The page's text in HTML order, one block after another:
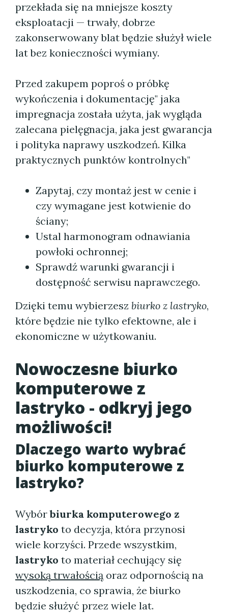
przekłada się na mniejsze koszty
eksploatacji — trwały, dobrze
zakonserwowany blat będzie służył wiele
lat bez konieczności wymiany.
Przed zakupem poproś o próbkę
wykończenia i dokumentację" jaka
impregnacja została użyta, jak wygląda
zalecana pielęgnacja, jaka jest gwarancja
i polityka naprawy uszkodzeń. Kilka
praktycznych punktów kontrolnych"
Zapytaj, czy montaż jest w cenie i
czy wymagane jest kotwienie do
ściany;
Ustal harmonogram odnawiania
powłoki ochronnej;
Sprawdź warunki gwarancji i
dostępność serwisu naprawczego.
Dzięki temu wybierzesz biurko z lastryko,
które będzie nie tylko efektowne, ale i
ekonomiczne w użytkowaniu.
Nowoczesne biurko
komputerowe z
lastryko - odkryj jego
możliwości!
Dlaczego warto wybrać
biurko komputerowe z
lastryko?
Wybórbiurka komputerowego z
lastryko to decyzja, która przynosi
wiele korzyści. Przede wszystkim,
lastryko to materiał cechujący się
wysoką trwałością oraz odpornością na
uszkodzenia, co sprawia, że biurko
będzie służyć przez wiele lat.